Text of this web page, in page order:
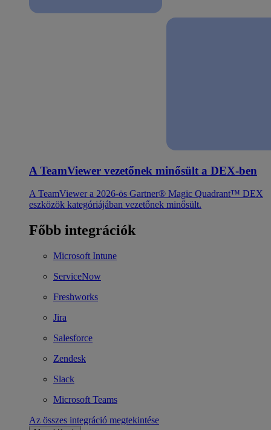
A TeamViewer vezetőnek minősült a DEX-ben
A TeamViewer a 2026-ös Gartner® Magic Quadrant™ DEX
eszközök kategóriájában vezetőnek minősült.
Főbb integrációk
Microsoft Intune
ServiceNow
Freshworks
Jira
Salesforce
Zendesk
Slack
Microsoft Teams
Az összes integráció megtekintése